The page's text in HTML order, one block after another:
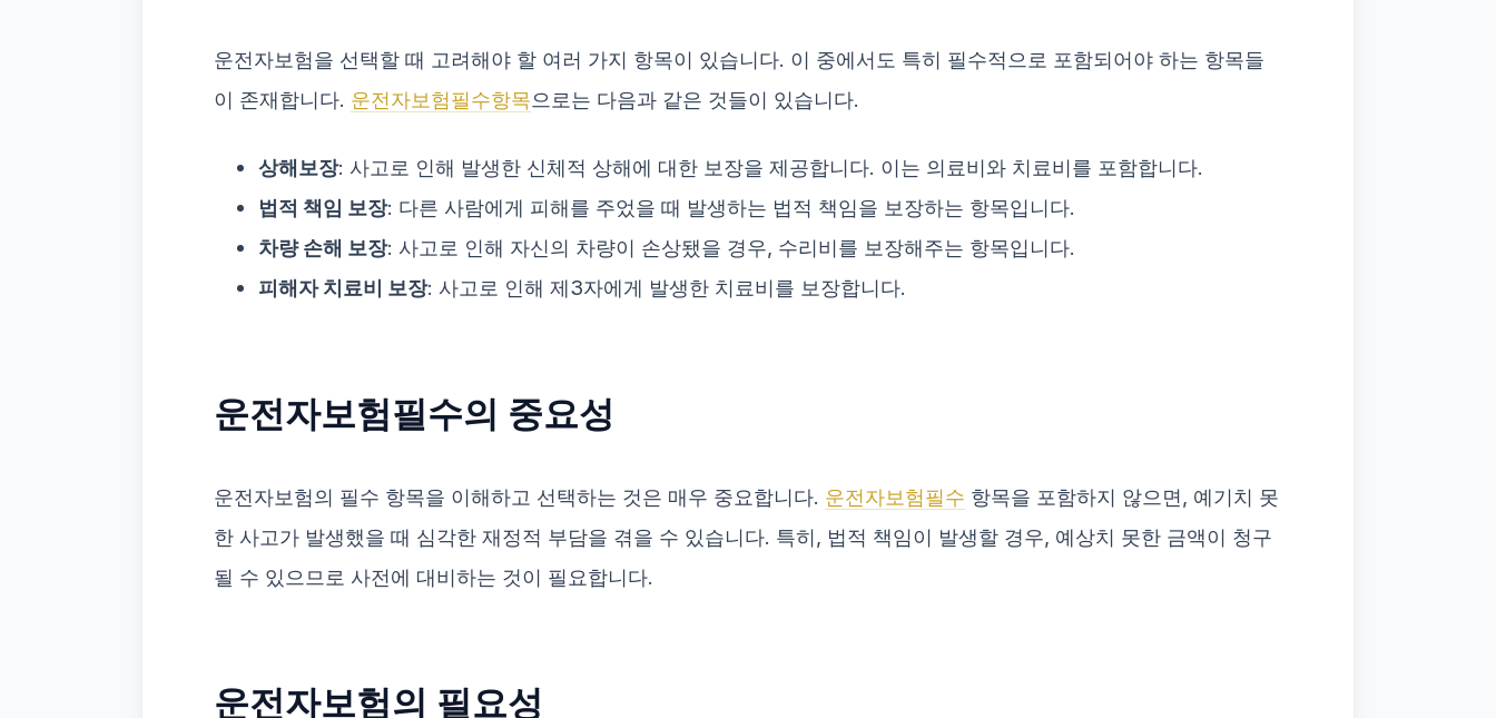
운전자보험을 선택할 때 고려해야 할 여러 가지 항목이 있습니다. 이 중에서도 특히 필수적으로 포함되어야 하는 항목들
이 존재합니다. 운전자보험필수항목으로는 다음과 같은 것들이 있습니다.
상해보장: 사고로 인해 발생한 신체적 상해에 대한 보장을 제공합니다. 이는 의료비와 치료비를 포함합니다.
법적 책임 보장: 다른 사람에게 피해를 주었을 때 발생하는 법적 책임을 보장하는 항목입니다.
차량 손해 보장: 사고로 인해 자신의 차량이 손상됐을 경우, 수리비를 보장해주는 항목입니다.
피해자 치료비 보장: 사고로 인해 제3자에게 발생한 치료비를 보장합니다.
운전자보험필수의 중요성
운전자보험의 필수 항목을 이해하고 선택하는 것은 매우 중요합니다. 운전자보험필수 항목을 포함하지 않으면, 예기치 못
한 사고가 발생했을 때 심각한 재정적 부담을 겪을 수 있습니다. 특히, 법적 책임이 발생할 경우, 예상치 못한 금액이 청구
될 수 있으므로 사전에 대비하는 것이 필요합니다.
운전자보험의 필요성